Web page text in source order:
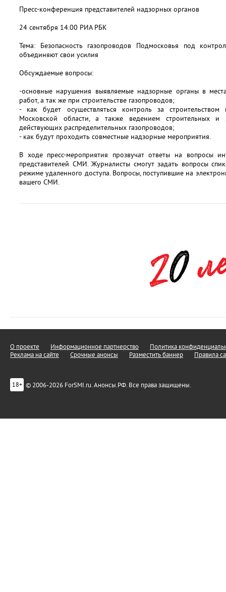
Пресс-конференция представителей надзорных органов
24 сентября 14.00 РИА РБК
Тема: Безопасность газопроводов Подмосковья под
объединяют свои усилия
Обсуждаемые вопросы:
-основные нарушения выявляемые надзорные органы в
работ, а так же при строительстве газопроводов;
- как будет осуществляться контроль за
Московской области, а также ведением строительных
действующих распределительных газопроводов;
- как будут проходить совместные надзорные мероприятия.
В ходе пресс-мероприятия прозвучат ответы на вопросы
представителей СМИ. Журналисты смогут задать вопросы
режиме удаленного доступа. Вопросы, поступившие на
вашего СМИ.
О проекте Информационное партнерство
Политика
Реклама на сайте
Срочные анонсы Разместить баннер Правила
18+ © 2006-2026 ForSMI.ru. Анонсы.РФ. Все права защищены.